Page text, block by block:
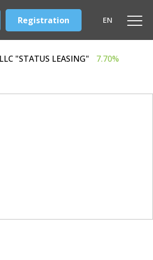
EN
Registration
5.25% LLC "STATUS LEASING"